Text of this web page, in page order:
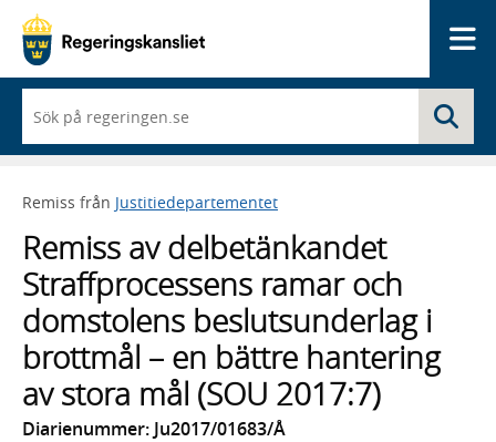
du
börjar
skriva
framträder
lista
med
sökförslag
Remiss från Justitiedepartementet
Remiss av delbetänkandet
Straffprocessens ramar och
domstolens beslutsunderlag i
brottmål – en bättre hantering
av stora mål (SOU 2017:7)
Diarienummer: Ju2017/01683/Å